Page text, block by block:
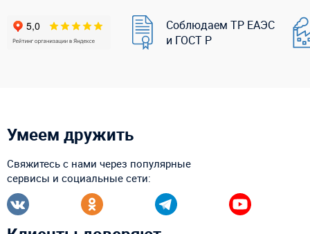
Соблюдаем ТР ЕАЭС
и ГОСТ Р
Умеем дружить
Свяжитесь с нами через популярные
сервисы и социальные сети: